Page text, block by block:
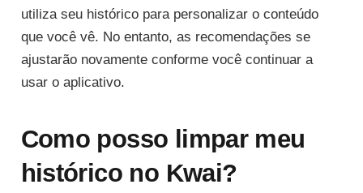
utiliza seu histórico para personalizar o conteúdo
que você vê. No entanto, as recomendações se
ajustarão novamente conforme você continuar a
usar o aplicativo.
Como posso limpar meu
histórico no Kwai?